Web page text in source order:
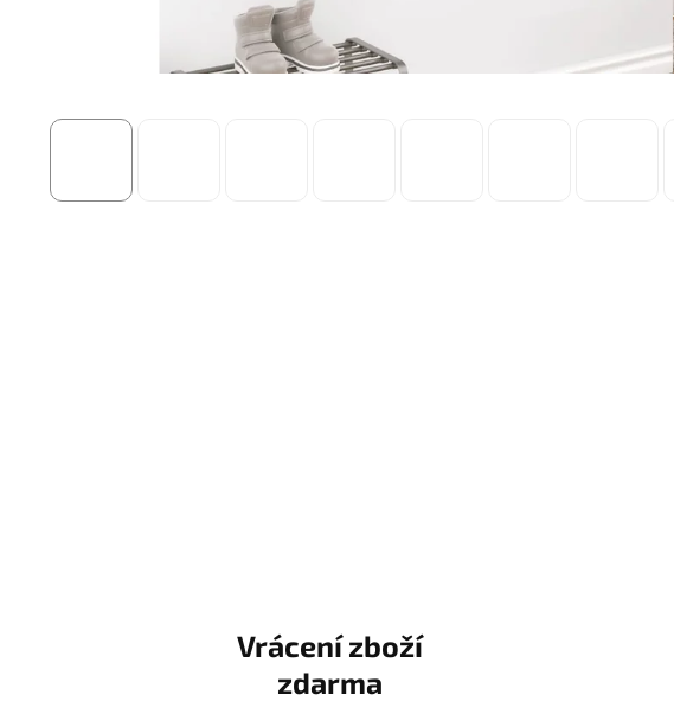
Vrácení zboží
zdarma